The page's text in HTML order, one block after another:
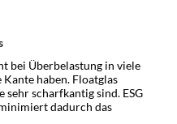
bei Überbelastung in viele
haben. Floatglas
scharfkantig sind. ESG
dadurch das